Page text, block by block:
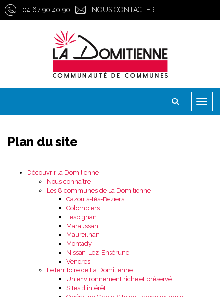
Gestion des traceurs
04 67 90 40 90 NOUS CONTACTER
Plan du site
Découvrir la Domitienne
Nous connaître
Les 8 communes de La Domitienne
Cazouls-lès-Béziers
Colombiers
Lespignan
Maraussan
Maureilhan
Montady
Nissan-Lez-Ensérune
Vendres
Le territoire de La Domitienne
Un environnement riche et préservé
Sites d’intérêt